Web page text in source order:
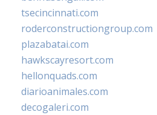
tsecincinnati.com
roderconstructiongroup.com
plazabatai.com
hawkscayresort.com
hellonquads.com
diarioanimales.com
decogaleri.com